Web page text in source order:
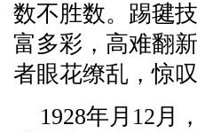
数不胜数。踢毽
富多彩，高难翻
者眼花缭乱，惊
1928年月12月